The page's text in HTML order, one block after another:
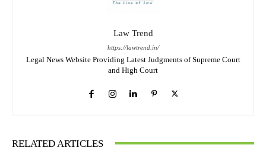
Law Trend
https://lawtrend.in/
Legal News Website Providing Latest Judgments of Supreme Court
and High Court
RELATED ARTICLES